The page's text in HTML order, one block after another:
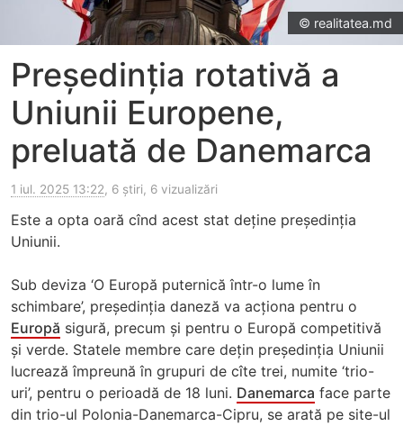
© realitatea.md
Președinția rotativă a
Uniunii Europene,
preluată de Danemarca
1 iul. 2025 13:22, 6 știri, 6 vizualizări
Este a opta oară cînd acest stat deține președinția
Uniunii.
Sub deviza ‘O Europă puternică într-o lume în
schimbare’, președinția daneză va acționa pentru o
Europă sigură, precum și pentru o Europă competitivă
și verde. Statele membre care dețin președinția Uniunii
lucrează împreună în grupuri de cîte trei, numite ‘trio-
uri’, pentru o perioadă de 18 luni. Danemarca face parte
din trio-ul Polonia-Danemarca-Cipru, se arată pe site-ul